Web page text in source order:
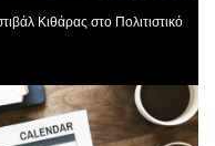
Κιθάρας στο Πολιτιστικό